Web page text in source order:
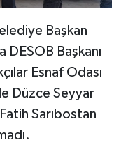
Başkan
DESOB Başkanı
Esnaf Odası
Düzce Seyyar
Sarıbostan